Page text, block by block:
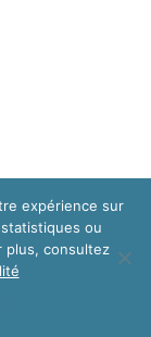
expérience sur
ou
plus, consultez